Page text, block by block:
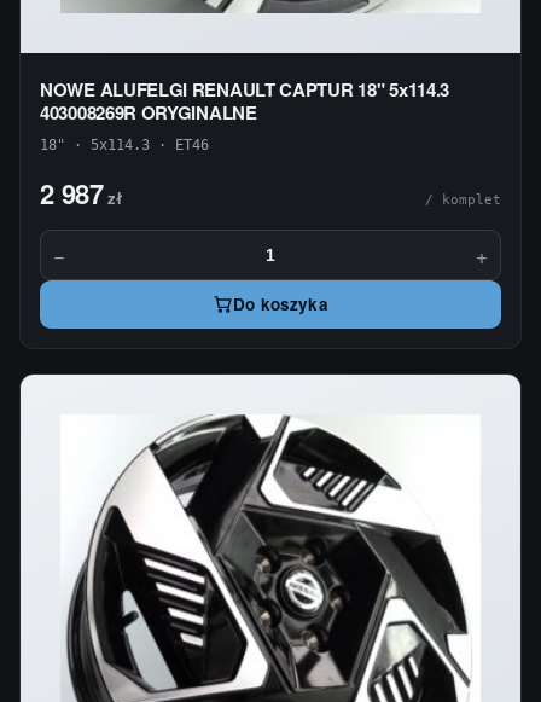
NOWE ALUFELGI RENAULT CAPTUR 18" 5x114.3
403008269R ORYGINALNE
18" · 5x114.3 · ET46
2 987zł / komplet
− +
Do koszyka